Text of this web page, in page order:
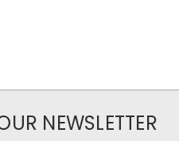
NEWSLETTER